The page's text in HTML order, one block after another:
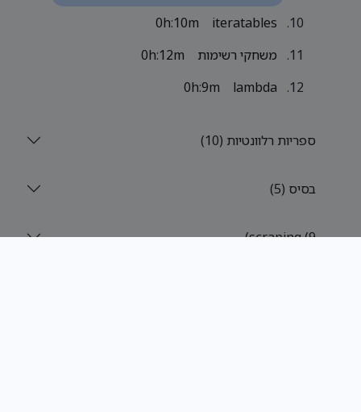
iteratables
0h:10m
משחקי רשימות
0h:12m
lambda
0h:9m
ספריות רלוונטיות (10)
בסיס (5)
scraping (9)